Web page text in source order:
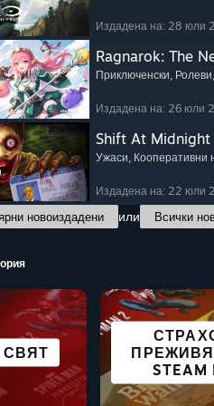
Издадена на: 28 юли
Ragnarok: The
Приключенски, Ролеви
Издадена на: 26 юли
Shift At Midnight
Ужаси, Кооперативни
Издадена на: 22 юли
новоиздадени или Всички
STEAM
ВР
ЗА
ВСИЧКИ
МЕСТА